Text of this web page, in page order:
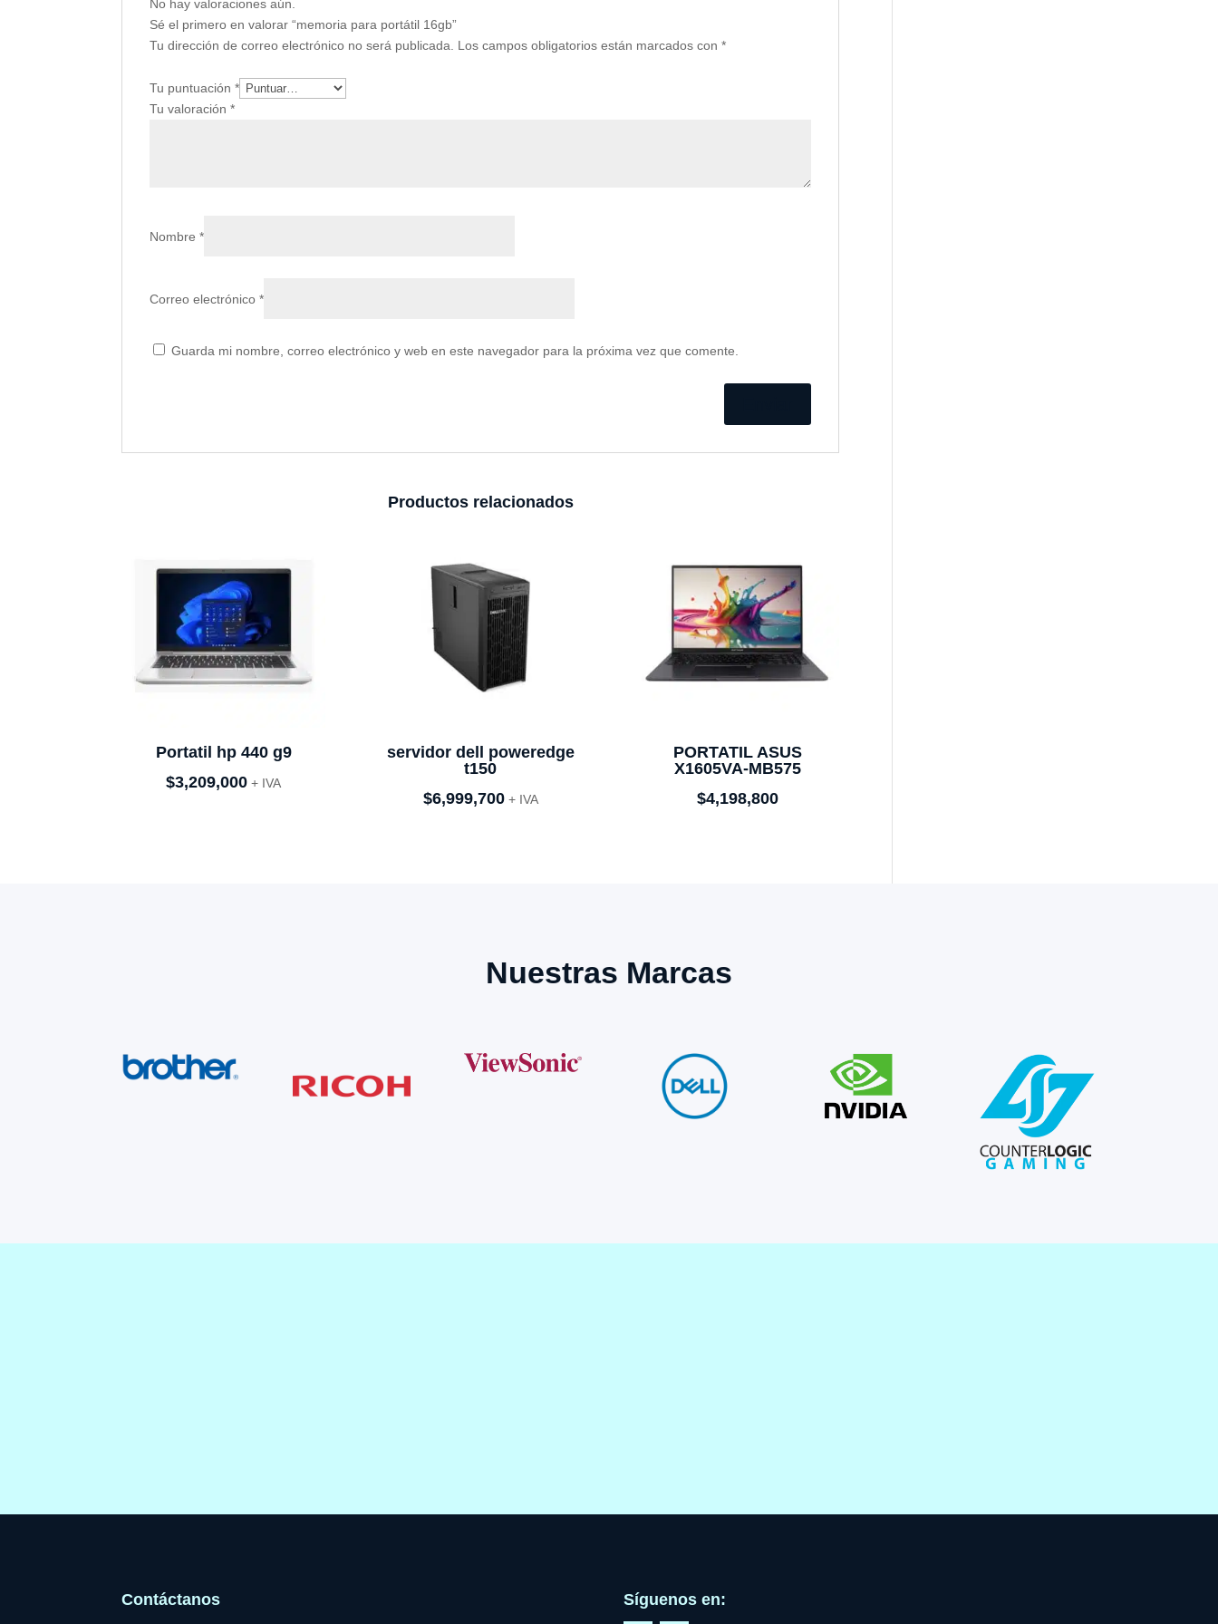
No hay valoraciones aún.
Sé el primero en valorar “memoria para portátil 16gb”
Tu dirección de correo electrónico no será publicada.
Los campos obligatorios están marcados con*
Tu puntuación*
Tu valoración*
Nombre*
Correo electrónico*
Guarda mi nombre, correo electrónico y web en este navegador para la próxima vez que comente.
Productos relacionados
Portatil hp 440 g9
$3,209,000 + IVA
servidor dell poweredge
t150
$6,999,700 + IVA
PORTATIL ASUS
X1605VA-MB575
$4,198,800
Nuestras Marcas
Contáctanos Síguenos en: